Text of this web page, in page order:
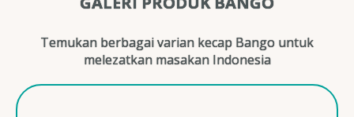
Temukan berbagai varian kecap Bango untuk
melezatkan masakan Indonesia